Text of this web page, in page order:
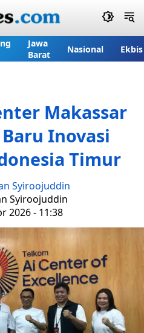
Jawa
Barat
Nasional Ekbis
Makassar
Inovasi
Timur
Syiroojuddin
Syiroojuddin
2026 - 11:38